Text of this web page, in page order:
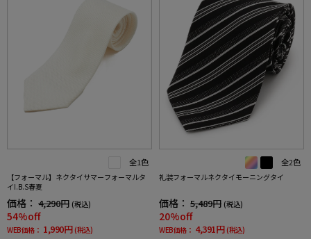
全1色
【フォーマル】ネクタイサマーフォーマルタ
イI.B.S春夏
価格： 4,290円 (税込)
54%off
WEB価格： 1,990円 (税込)
全2色
礼装フォーマルネクタイモーニングタイ
価格： 5,489円 (税込)
20%off
WEB価格： 4,391円 (税込)